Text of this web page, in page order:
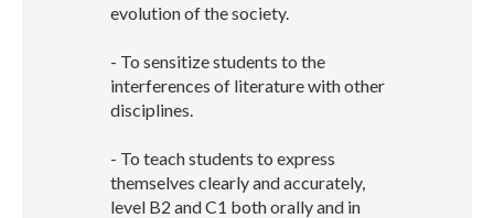
evolution of the society.
- To sensitize students to the
interferences of literature with other
disciplines.
- To teach students to express
themselves clearly and accurately,
level B2 and C1 both orally and in